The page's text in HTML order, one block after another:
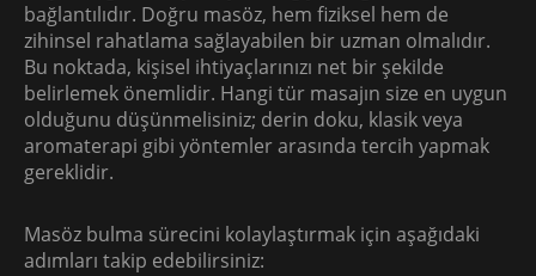
bağlantılıdır. Doğru masöz, hem fiziksel hem de
zihinsel rahatlama sağlayabilen bir uzman olmalıdır.
Bu noktada, kişisel ihtiyaçlarınızı net bir şekilde
belirlemek önemlidir. Hangi tür masajın size en uygun
olduğunu düşünmelisiniz; derin doku, klasik veya
aromaterapi gibi yöntemler arasında tercih yapmak
gereklidir.
Masöz bulma sürecini kolaylaştırmak için aşağıdaki
adımları takip edebilirsiniz: